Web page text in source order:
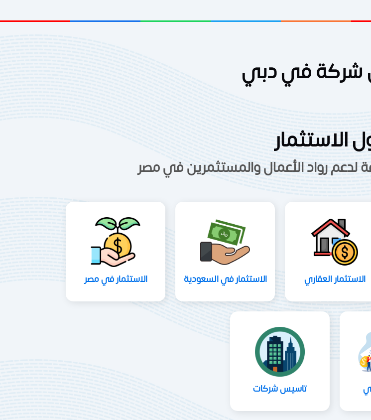
شركة في دبي
الاستثمار
لدعم رواد الأعمال والمستثمرين في مصر
الاستثمار العقاري الاستثمار في السعودية الاستثمار في مصر
تاسيس شركات